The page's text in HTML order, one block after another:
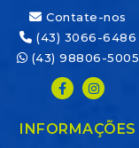
Contate-nos
(43) 3066-6486
(43) 98806-5005
INFORMAÇÕES